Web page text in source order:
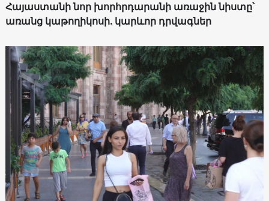
Հայաստանի նոր խորհրդարանի առաջին նիստը՝
առանց կաթողիկոսի. կարևոր դրվագներ